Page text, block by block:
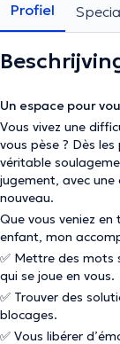
Profiel
Un espace pour
Vous vivez une
vous pèse ? Dès
véritable
jugement, avec
nouveau.
Que vous veniez
enfant, mon
✅ Mettre des mots
qui se joue en vous.
✅ Trouver des
blocages.
✅ Vous libérer